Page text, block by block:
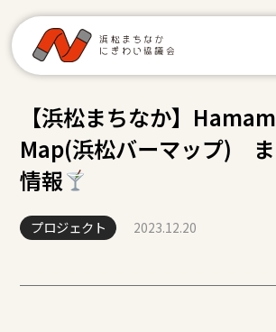
【浜松まちなか】
Map(浜松バーマップ) ま
情報
プロジェクト 2023.12.20